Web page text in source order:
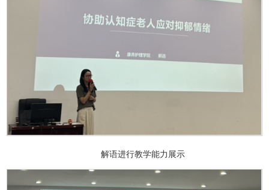
解语进行教学能力展示